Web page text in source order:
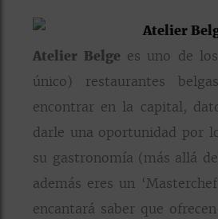
Atelier Belge es uno de
único) restaurantes
encontrar en la capital,
darle una oportunidad por
su gastronomía (más allá
además eres un
encantará saber que